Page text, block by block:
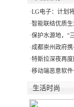
·LG电子：计划
·智能联结优质
·保护水源地，“
·成都崇州政府
·特斯拉深夜再
·移动端恶意软件
生活时尚